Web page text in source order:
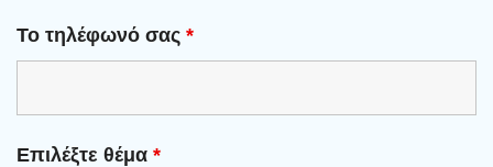
Το τηλέφωνό σας *
Επιλέξτε θέμα *